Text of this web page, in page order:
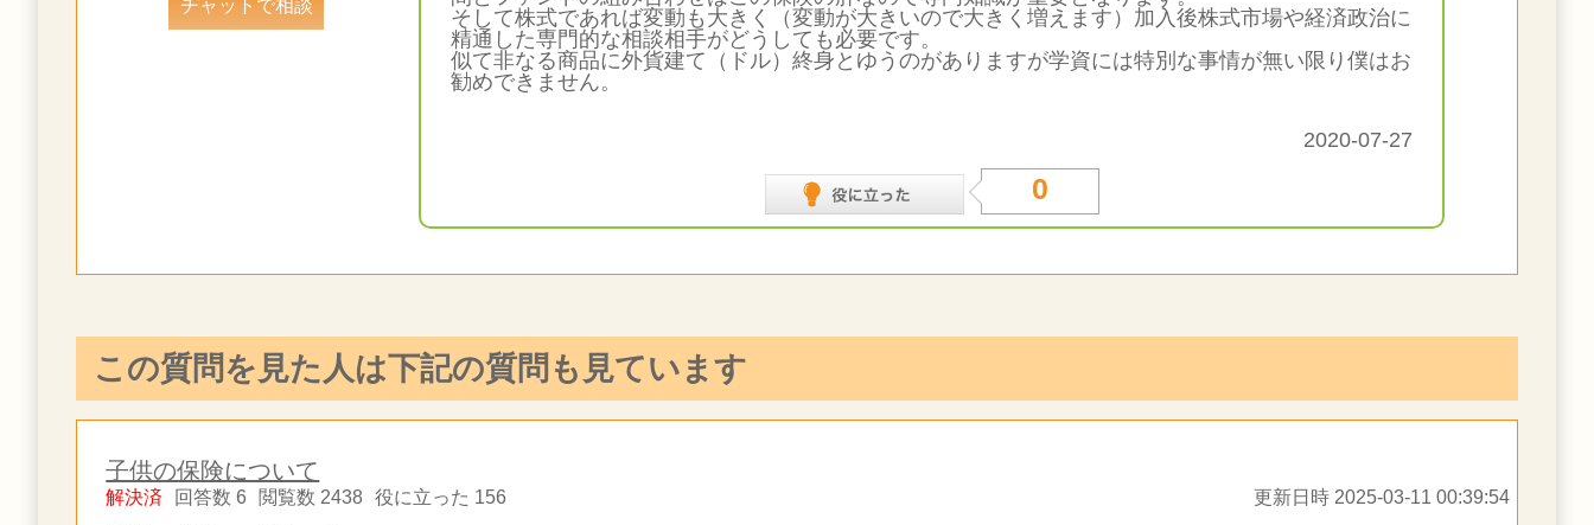
チャットで相談
そして株式であれば変動も大きく（変動が大きいので大きく増えます）加入後株式市場や経済政治に
精通した専門的な相談相手がどうしても必要です。
似て非なる商品に外貨建て（ドル）終身とゆうのがありますが学資には特別な事情が無い限り僕はお
勧めできません。
2020-07-27
0
この質問を見た人は下記の質問も見ています
子供の保険について
解決済 回答数 6 閲覧数 2438 役に立った 156 更新日時 2025-03-11 00:39:54